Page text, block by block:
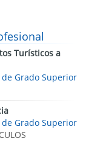
Turísticos a
Grado Superior
Grado Superior